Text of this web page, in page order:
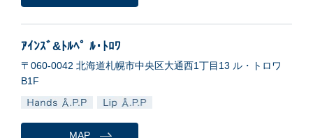
ｱｲﾝｽﾞ&ﾄﾙﾍﾟ ﾙ･ﾄﾛﾜ
〒060-0042 北海道札幌市中央区大通西1丁目13 ル・トロワ
B1F
MAP